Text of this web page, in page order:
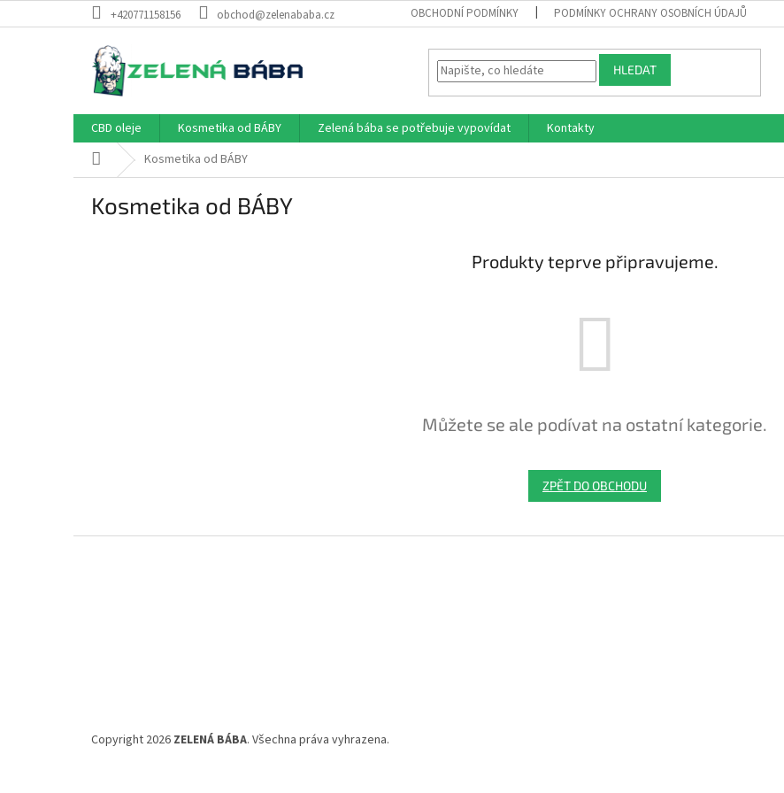
na
+420771158156 obchod@zelenababa.cz OBCHODNÍ PODMÍNKY PODMÍNKY OCHRANY OSOBNÍCH ÚDAJŮ
HLEDAT
CBD oleje Kosmetika od BÁBY Zelená bába se potřebuje vypovídat
Kontakty
Domů Kosmetika od BÁBY
Kosmetika od BÁBY
Produkty teprve připravujeme.
Můžete se ale podívat na ostatní kategorie.
ZPĚT DO OBCHODU
Copyright 2026 ZELENÁ BÁBA. Všechna práva vyhrazena.